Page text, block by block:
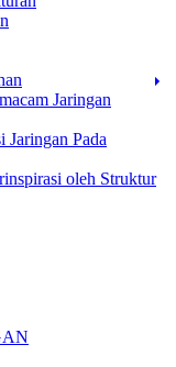
Jaringan
Jaringan Pada
oleh Struktur